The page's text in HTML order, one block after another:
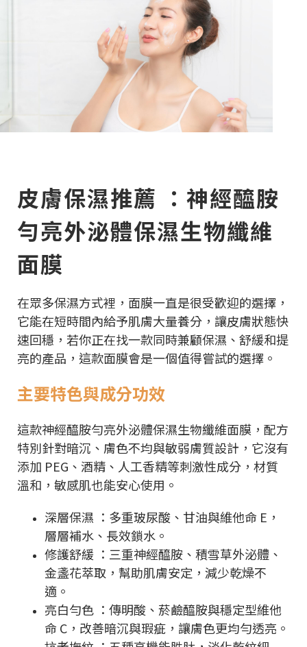
皮膚保濕推薦 ：神經醯胺
勻亮外泌體保濕生物纖維
面膜
在眾多保濕方式裡，面膜一直是很受歡迎的選擇，
它能在短時間內給予肌膚大量養分，讓皮膚狀態快
速回穩，若你正在找一款同時兼顧保濕、舒緩和提
亮的產品，這款面膜會是一個值得嘗試的選擇。
主要特色與成分功效
這款神經醯胺勻亮外泌體保濕生物纖維面膜，配方
特別針對暗沉、膚色不均與敏弱膚質設計，它沒有
添加 PEG、酒精、人工香精等刺激性成分，材質
溫和，敏感肌也能安心使用。
深層保濕 ：多重玻尿酸、甘油與維他命 E，
層層補水、長效鎖水。
修護舒緩 ：三重神經醯胺、積雪草外泌體、
金盞花萃取，幫助肌膚安定，減少乾燥不
適。
亮白勻色 ：傳明酸、菸鹼醯胺與穩定型維他
命 C，改善暗沉與瑕疵，讓膚色更均勻透亮。